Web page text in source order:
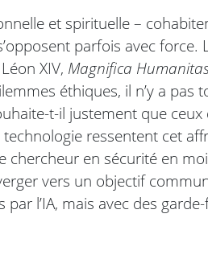
et spirituelle –
parfois avec
XIV, Magnifica
éthiques, il n’y a
t-il justement que
technologie ressentent cet
chercheur en sécurité en
vers un objectif
l’IA, mais avec des